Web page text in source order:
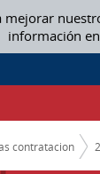
información
contratacion